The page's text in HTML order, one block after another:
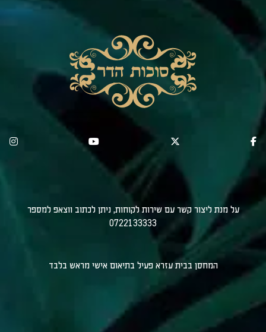
על מנת ליצור קשר עם שירות לקוחות, ניתן לכתוב ווצאפ למספר
0722133333
המחסן בבית עזרא פעיל בתיאום אישי מראש בלבד